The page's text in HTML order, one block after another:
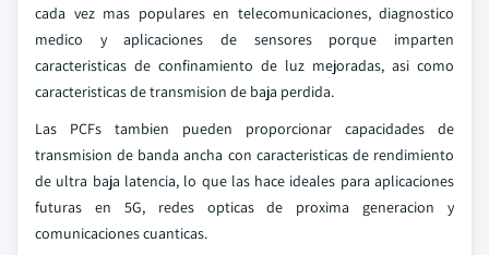
cada vez mas populares en telecomunicaciones, diagnostico
medico y aplicaciones de sensores porque imparten
caracteristicas de confinamiento de luz mejoradas, asi como
caracteristicas de transmision de baja perdida.
Las PCFs tambien pueden proporcionar capacidades de
transmision de banda ancha con caracteristicas de rendimiento
de ultra baja latencia, lo que las hace ideales para aplicaciones
futuras en 5G, redes opticas de proxima generacion y
comunicaciones cuanticas.